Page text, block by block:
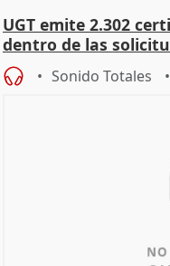
UGT emite 2.302
dentro de las
Sonido Totales